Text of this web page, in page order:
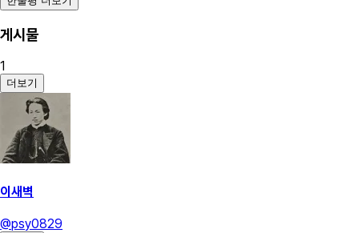
게시물
1
더보기
이새벽
@psy0829